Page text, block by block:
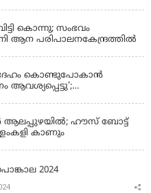
കൊന്നു; സംഭവം
ആന പരിപാലനകേന്ദ്രത്തിൽ
കൊണ്ടുപോകാന്‍
ആലപ്പുഴയില്‍; ഹൗസ് ബോട്ട്
കാണും
2024